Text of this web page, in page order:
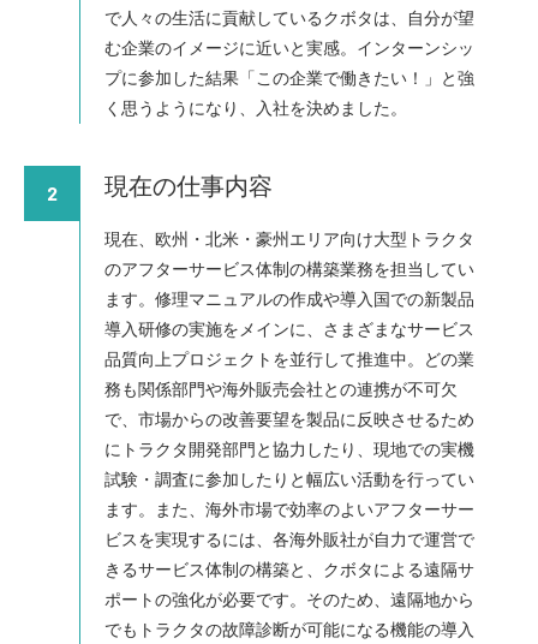
で人々の生活に貢献しているクボタは、自分が望
む企業のイメージに近いと実感。インターンシッ
プに参加した結果「この企業で働きたい！」と強
く思うようになり、入社を決めました。
2 現在の仕事内容
現在、欧州・北米・豪州エリア向け大型トラクタ
のアフターサービス体制の構築業務を担当してい
ます。修理マニュアルの作成や導入国での新製品
導入研修の実施をメインに、さまざまなサービス
品質向上プロジェクトを並行して推進中。どの業
務も関係部門や海外販売会社との連携が不可欠
で、市場からの改善要望を製品に反映させるため
にトラクタ開発部門と協力したり、現地での実機
試験・調査に参加したりと幅広い活動を行ってい
ます。また、海外市場で効率のよいアフターサー
ビスを実現するには、各海外販社が自力で運営で
きるサービス体制の構築と、クボタによる遠隔サ
ポートの強化が必要です。そのため、遠隔地から
でもトラクタの故障診断が可能になる機能の導入